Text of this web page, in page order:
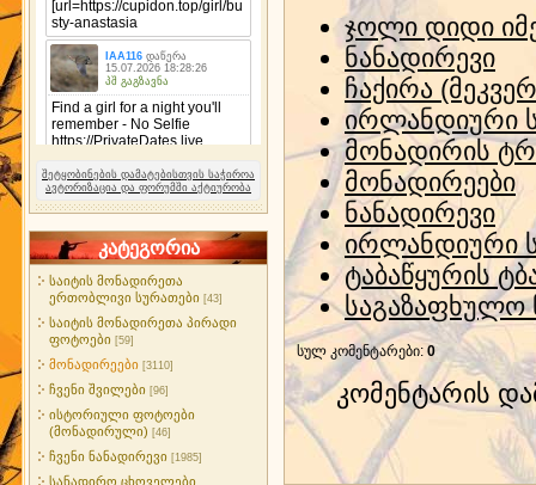
შეტყობინების დამატებისთვის საჭიროა
ავტორიზაცია და ფორუმში აქტიურობა
კატეგორია
საიტის მონადირეთა
ერთობლივი სურათები [43]
საიტის მონადირეთა პირადი
ფოტოები [59]
მონადირეები [3110]
ჩვენი შვილები [96]
ისტორიული ფოტოები
(მონადირული) [46]
ჩვენი ნანადირევი [1985]
სანადირო ცხოველები
ჯოლი დიდი
ნანადირევი
ჩაქირა
ირლანდიური
მონადირის
მონადირეები
ნანადირევი
ირლანდიური
ტაბაწყურის
საგაზაფხულო
სულ კომენტარები: 0
კომენტარის